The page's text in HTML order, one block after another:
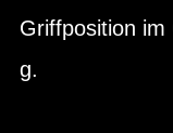
Griffposition
g.